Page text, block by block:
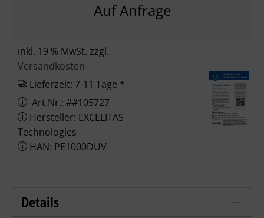
Auf Anfrage
inkl. 19 % MwSt. zzgl.
Versandkosten
Lieferzeit: 7-11 Tage *
Art.Nr.: ##105727
Hersteller: EXCELITAS
Technologies
HAN: PE1000DUV
Details